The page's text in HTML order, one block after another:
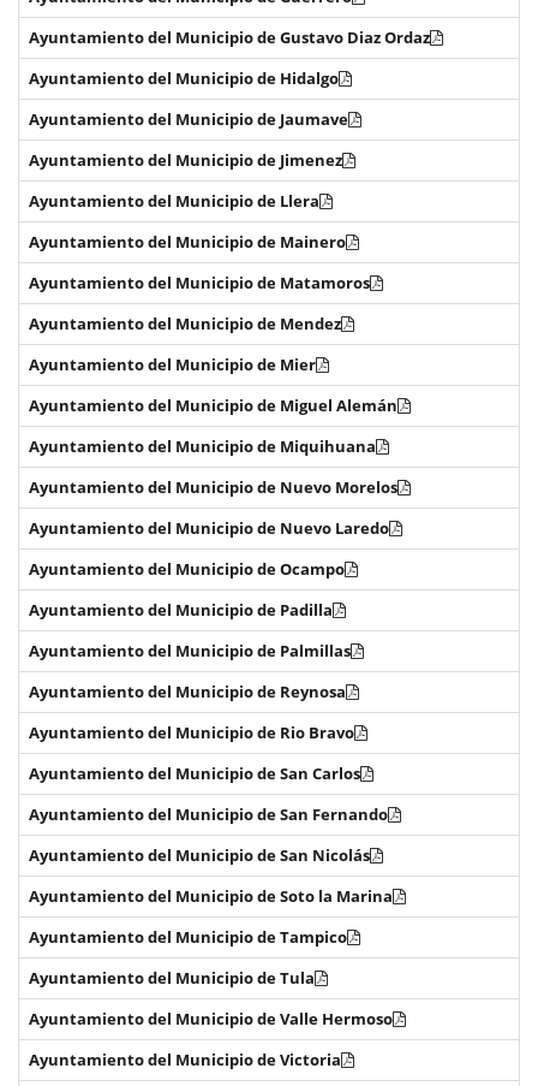
Ayuntamiento del Municipio de Gustavo Diaz Ordaz
Ayuntamiento del Municipio de Hidalgo
Ayuntamiento del Municipio de Jaumave
Ayuntamiento del Municipio de Jimenez
Ayuntamiento del Municipio de Llera
Ayuntamiento del Municipio de Mainero
Ayuntamiento del Municipio de Matamoros
Ayuntamiento del Municipio de Mendez
Ayuntamiento del Municipio de Mier
Ayuntamiento del Municipio de Miguel Alemán
Ayuntamiento del Municipio de Miquihuana
Ayuntamiento del Municipio de Nuevo Morelos
Ayuntamiento del Municipio de Nuevo Laredo
Ayuntamiento del Municipio de Ocampo
Ayuntamiento del Municipio de Padilla
Ayuntamiento del Municipio de Palmillas
Ayuntamiento del Municipio de Reynosa
Ayuntamiento del Municipio de Rio Bravo
Ayuntamiento del Municipio de San Carlos
Ayuntamiento del Municipio de San Fernando
Ayuntamiento del Municipio de San Nicolás
Ayuntamiento del Municipio de Soto la Marina
Ayuntamiento del Municipio de Tampico
Ayuntamiento del Municipio de Tula
Ayuntamiento del Municipio de Valle Hermoso
Ayuntamiento del Municipio de Victoria